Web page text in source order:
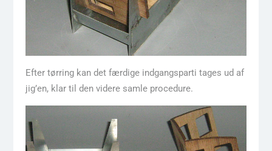
Efter tørring kan det færdige indgangsparti tages ud af
jig’en, klar til den videre samle procedure.